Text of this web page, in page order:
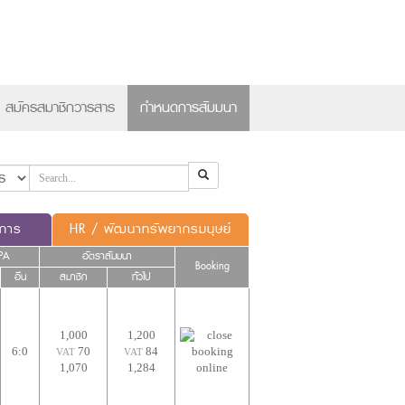
สมัครสมาชิกวารสาร กำหนดการสัมมนา
าร HR / พัฒนาทรัพยากรมนุษย์
อัตราสัมมนา
Booking
อื่น สมาชิก ทั่วไป
6:0
1,000
VAT 70
1,070
1,200
VAT 84
1,284